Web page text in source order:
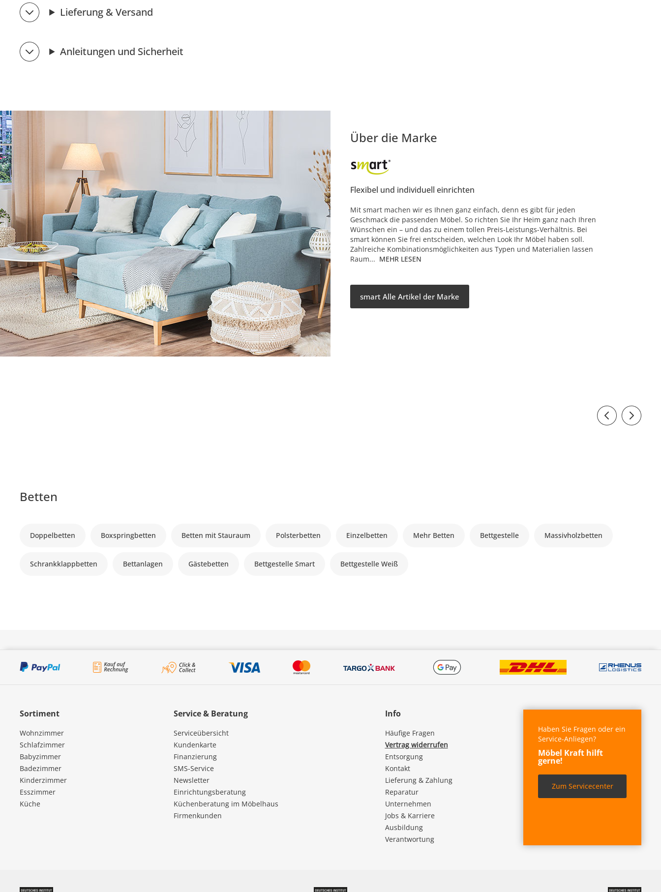
Lieferung & Versand
Anleitungen und Sicherheit
Über die Marke
Flexibel und individuell einrichten
Mit smart machen wir es Ihnen ganz einfach, denn es gibt für jeden
Geschmack die passenden Möbel. So richten Sie Ihr Heim ganz nach Ihren
Wünschen ein – und das zu einem tollen Preis-Leistungs-Verhältnis. Bei
smart können Sie frei entscheiden, welchen Look Ihr Möbel haben soll.
Zahlreiche Kombinationsmöglichkeiten aus Typen und Materialien lassen
Raum... MEHR LESEN
smart Alle Artikel der Marke
Betten
Doppelbetten Boxspringbetten Betten mit Stauraum Polsterbetten Einzelbetten Mehr Betten Bettgestelle Massivholzbetten
Schrankklappbetten Bettanlagen Gästebetten Bettgestelle Smart Bettgestelle Weiß
Sortiment
Wohnzimmer
Schlafzimmer
Babyzimmer
Badezimmer
Kinderzimmer
Esszimmer
Küche
Service & Beratung
Serviceübersicht
Kundenkarte
Finanzierung
SMS-Service
Newsletter
Einrichtungsberatung
Küchenberatung im Möbelhaus
Firmenkunden
Info
Häufige Fragen
Vertrag widerrufen
Entsorgung
Kontakt
Lieferung & Zahlung
Reparatur
Unternehmen
Jobs & Karriere
Ausbildung
Verantwortung
Haben Sie Fragen oder ein
Service-Anliegen?
Möbel Kraft hilft
gerne!
Zum Servicecenter